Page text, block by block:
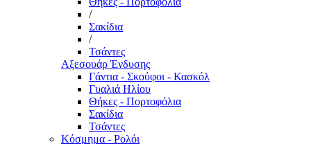
/
Σακίδια
/
Τσάντες
Αξεσουάρ Ένδυσης
Γάντια - Σκούφοι - Κασκόλ
Γυαλιά Ηλίου
Θήκες - Πορτοφόλια
Σακίδια
Τσάντες
Κόσμημα - Ρολόι